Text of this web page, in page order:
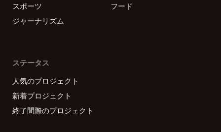
スポーツ
フード
ジャーナリズム
ステータス
人気のプロジェクト
新着プロジェクト
終了間際のプロジェクト